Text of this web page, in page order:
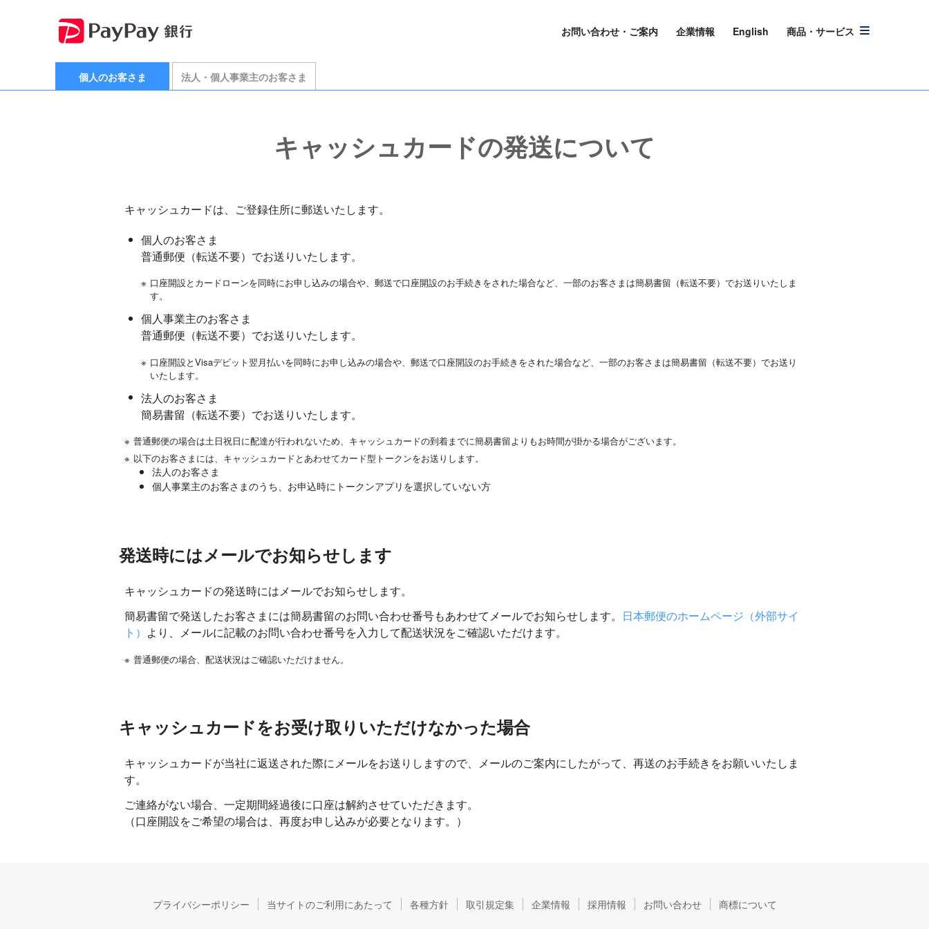
お問い合わせ・ご案内 企業情報 English 商品・サービス
個人のお客さま 法人・個人事業主のお客さま
キャッシュカードの発送について
キャッシュカードは、ご登録住所に郵送いたします。
個人のお客さま
普通郵便（転送不要）でお送りいたします。
※ 口座開設とカードローンを同時にお申し込みの場合や、郵送で口座開設のお手続きをされた場合など、一部のお客さまは簡易書留（転送不要）でお送りいたしま
す。
個人事業主のお客さま
普通郵便（転送不要）でお送りいたします。
※ 口座開設とVisaデビット翌月払いを同時にお申し込みの場合や、郵送で口座開設のお手続きをされた場合など、一部のお客さまは簡易書留（転送不要）でお送り
いたします。
法人のお客さま
簡易書留（転送不要）でお送りいたします。
※ 普通郵便の場合は土日祝日に配達が行われないため、キャッシュカードの到着までに簡易書留よりもお時間が掛かる場合がございます。
※ 以下のお客さまには、キャッシュカードとあわせてカード型トークンをお送りします。
法人のお客さま
個人事業主のお客さまのうち、お申込時にトークンアプリを選択していない方
発送時にはメールでお知らせします
キャッシュカードの発送時にはメールでお知らせします。
簡易書留で発送したお客さまには簡易書留のお問い合わせ番号もあわせてメールでお知らせします。 日本郵便のホームページ（外部サイ
ト） より、メールに記載のお問い合わせ番号を入力して配送状況をご確認いただけます。
※ 普通郵便の場合、配送状況はご確認いただけません。
キャッシュカードをお受け取りいただけなかった場合
キャッシュカードが当社に返送された際にメールをお送りしますので、メールのご案内にしたがって、再送のお手続きをお願いいたしま
す。
ご連絡がない場合、一定期間経過後に口座は解約させていただきます。
（口座開設をご希望の場合は、再度お申し込みが必要となります。）
プライバシーポリシー 当サイトのご利用にあたって 各種方針 取引規定集 企業情報 採用情報 お問い合わせ 商標について